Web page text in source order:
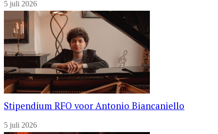
5 juli 2026
Stipendium RFO voor Antonio Biancaniello
5 juli 2026